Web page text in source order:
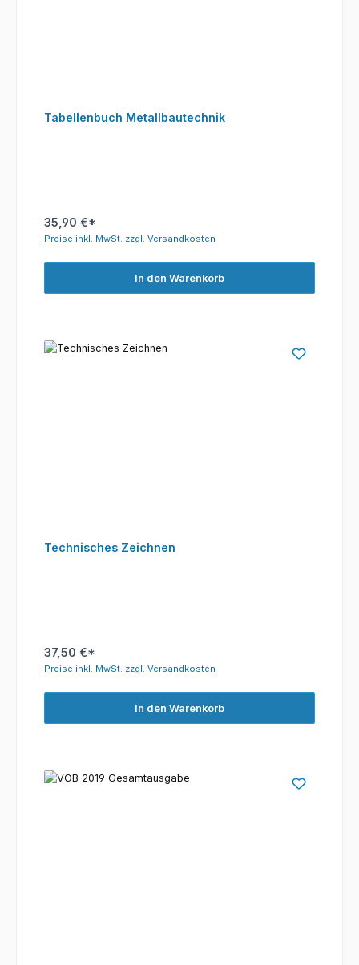
Tabellenbuch Metallbautechnik
35,90 €*
Preise inkl. MwSt. zzgl. Versandkosten
In den Warenkorb
Technisches Zeichnen
37,50 €*
Preise inkl. MwSt. zzgl. Versandkosten
In den Warenkorb